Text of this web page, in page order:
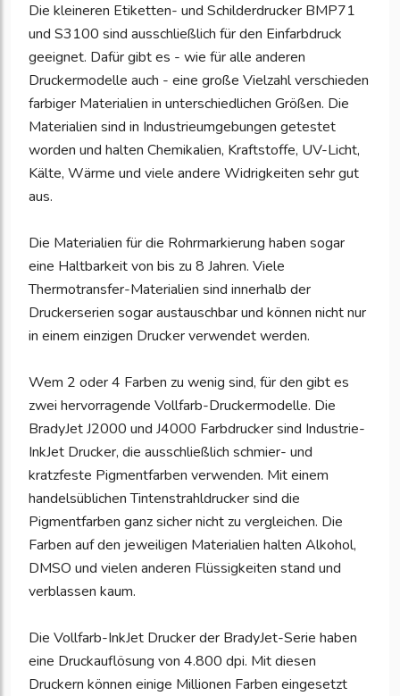
Die kleineren Etiketten- und Schilderdrucker BMP71
und S3100 sind ausschließlich für den Einfarbdruck
geeignet. Dafür gibt es - wie für alle anderen
Druckermodelle auch - eine große Vielzahl verschieden
farbiger Materialien in unterschiedlichen Größen. Die
Materialien sind in Industrieumgebungen getestet
worden und halten Chemikalien, Kraftstoffe, UV-Licht,
Kälte, Wärme und viele andere Widrigkeiten sehr gut
aus.
Die Materialien für die Rohrmarkierung haben sogar
eine Haltbarkeit von bis zu 8 Jahren. Viele
Thermotransfer-Materialien sind innerhalb der
Druckerserien sogar austauschbar und können nicht nur
in einem einzigen Drucker verwendet werden.
Wem 2 oder 4 Farben zu wenig sind, für den gibt es
zwei hervorragende Vollfarb-Druckermodelle. Die
BradyJet J2000 und J4000 Farbdrucker sind Industrie-
InkJet Drucker, die ausschließlich schmier- und
kratzfeste Pigmentfarben verwenden. Mit einem
handelsüblichen Tintenstrahldrucker sind die
Pigmentfarben ganz sicher nicht zu vergleichen. Die
Farben auf den jeweiligen Materialien halten Alkohol,
DMSO und vielen anderen Flüssigkeiten stand und
verblassen kaum.
Die Vollfarb-InkJet Drucker der BradyJet-Serie haben
eine Druckauflösung von 4.800 dpi. Mit diesen
Druckern können einige Millionen Farben eingesetzt